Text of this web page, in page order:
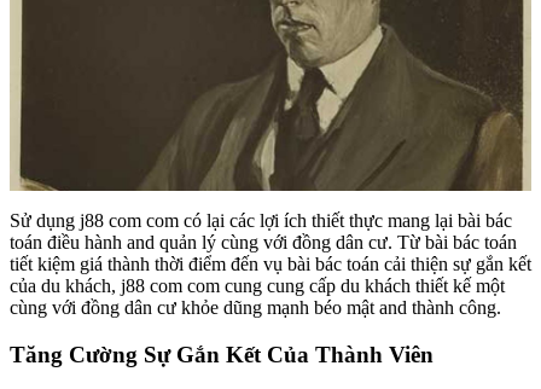
Sử dụng j88 com com có lại các lợi ích thiết thực mang lại bài bác
toán điều hành and quản lý cùng với đồng dân cư. Từ bài bác toán
tiết kiệm giá thành thời điểm đến vụ bài bác toán cải thiện sự gắn kết
của du khách, j88 com com cung cung cấp du khách thiết kế một
cùng với đồng dân cư khỏe dũng mạnh béo mật and thành công.
Tăng Cường Sự Gắn Kết Của Thành Viên